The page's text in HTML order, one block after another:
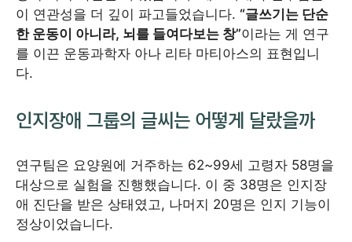
이 연관성을 더 깊이 파고들었습니다. “글쓰기는 단순
한 운동이 아니라, 뇌를 들여다보는 창”이라는 게 연구
를 이끈 운동과학자 아나 리타 마티아스의 표현입니
다.
인지장애 그룹의 글씨는 어떻게 달랐을까
연구팀은 요양원에 거주하는 62~99세 고령자 58명을
대상으로 실험을 진행했습니다. 이 중 38명은 인지장
애 진단을 받은 상태였고, 나머지 20명은 인지 기능이
정상이었습니다.